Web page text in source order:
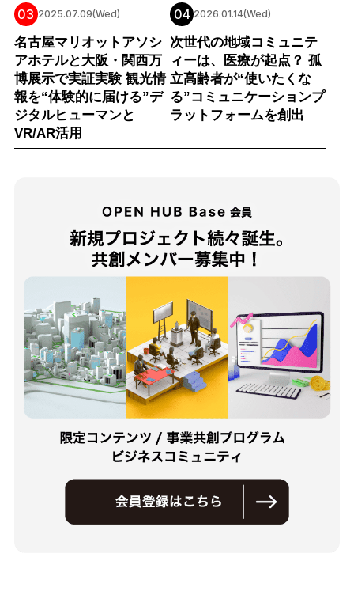
03 2025.07.09(Wed)
名古屋マリオットアソシ
アホテルと大阪・関西万
博展示で実証実験 観光情
報を“体験的に届ける”デ
ジタルヒューマンと
VR/AR活用
04 2026.01.14(Wed)
次世代の地域コミュニテ
ィーは、医療が起点？ 孤
立高齢者が“使いたくな
る”コミュニケーションプ
ラットフォームを創出